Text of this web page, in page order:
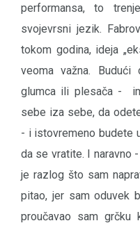
performansa, to
svojevrsni jezik.
tokom godina, ideja
veoma važna. Budući
glumca ili plesača -
sebe iza sebe, da
- i istovremeno budete
da se vratite. I naravno
je razlog što sam
pitao, jer sam oduvek
proučavao sam